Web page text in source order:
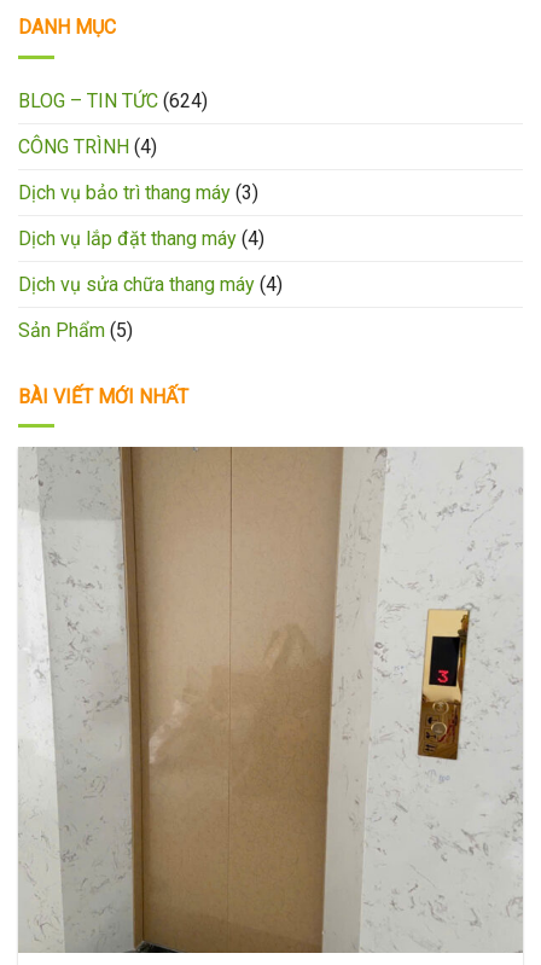
DANH MỤC
BLOG – TIN TỨC (624)
CÔNG TRÌNH (4)
Dịch vụ bảo trì thang máy (3)
Dịch vụ lắp đặt thang máy (4)
Dịch vụ sửa chữa thang máy (4)
Sản Phẩm (5)
BÀI VIẾT MỚI NHẤT